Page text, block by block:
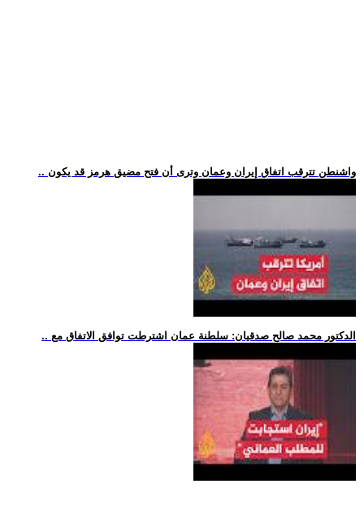
.. واشنطن تترقب اتفاق إيران وعمان وترى أن فتح مضيق هرمز قد يكون
.. الدكتور محمد صالح صدقيان: سلطنة عمان اشترطت توافق الاتفاق مع